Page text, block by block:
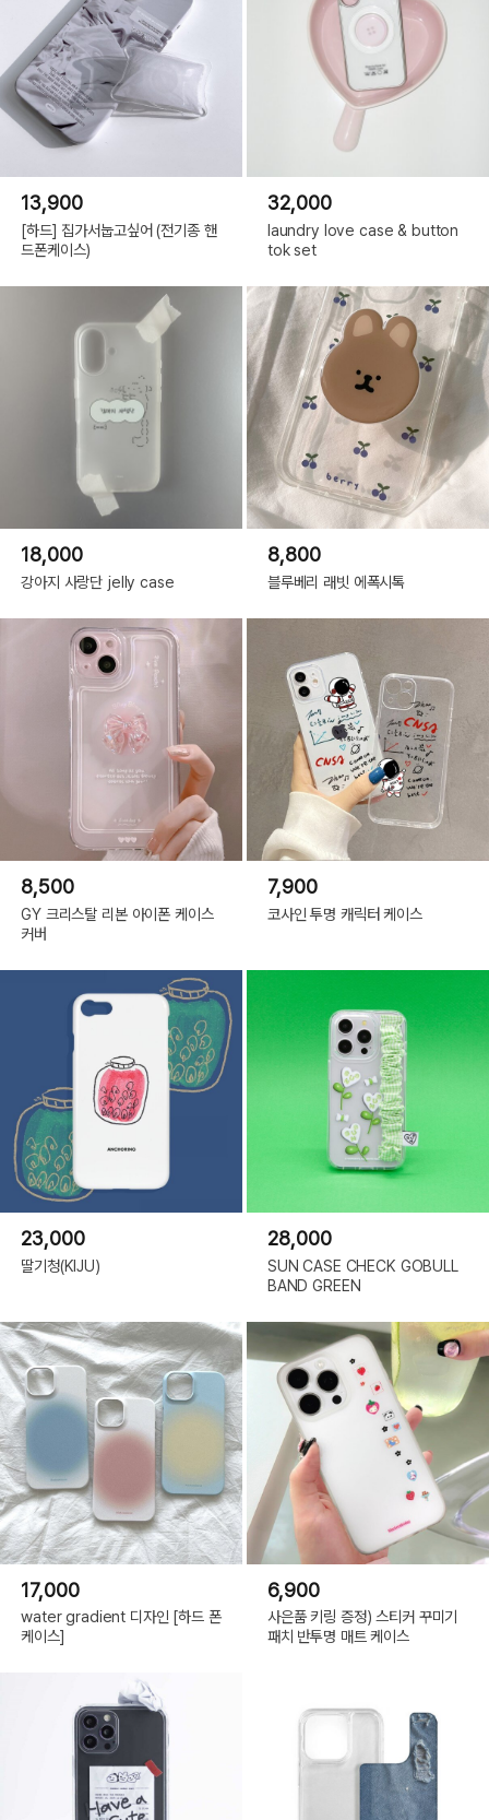
13,900
[하드] 집가서눕고싶어 (전기종 핸
드폰케이스)
32,000
laundry love case & button
tok set
18,000
강아지 사랑단 jelly case
8,800
블루베리 래빗 에폭시톡
8,500
GY 크리스탈 리본 아이폰 케이스
커버
7,900
코사인 투명 캐릭터 케이스
23,000
딸기청(KIJU)
28,000
SUN CASE CHECK GOBULL
BAND GREEN
17,000
water gradient 디자인 [하드 폰
케이스]
6,900
사은품 키링 증정) 스티커 꾸미기
패치 반투명 매트 케이스